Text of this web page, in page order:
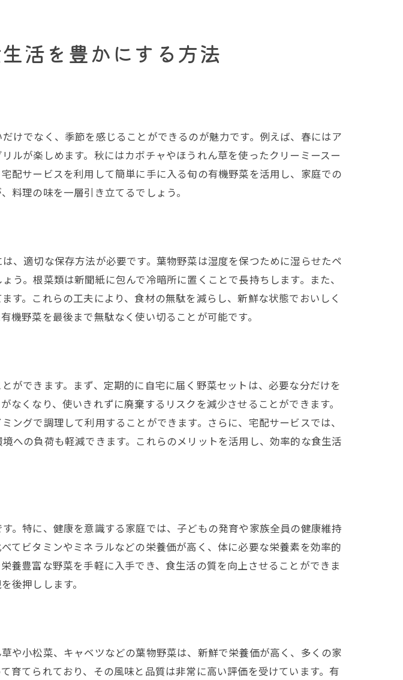
する健康的な食生活の秘訣
法
善
活を豊かにする方法
けでなく、季節を感じることができるのが魅力です。例えば、春にはア
ルが楽しめます。秋にはカボチャやほうれん草を使ったクリーミースー
配サービスを利用して簡単に手に入る旬の有機野菜を活用し、家庭での
料理の味を一層引き立てるでしょう。
、適切な保存方法が必要です。葉物野菜は湿度を保つために湿らせたペ
。根菜類は新聞紙に包んで冷暗所に置くことで長持ちします。また、
。これらの工夫により、食材の無駄を減らし、新鮮な状態でおいしく
野菜を最後まで無駄なく使い切ることが可能です。
ができます。まず、定期的に自宅に届く野菜セットは、必要な分だけを
くなり、使いきれずに廃棄するリスクを減少させることができます。
グで調理して利用することができます。さらに、宅配サービスでは、
への負荷も軽減できます。これらのメリットを活用し、効率的な食生活
。特に、健康を意識する家庭では、子どもの発育や家族全員の健康維持
てビタミンやミネラルなどの栄養価が高く、体に必要な栄養素を効率的
養豊富な野菜を手軽に入手でき、食生活の質を向上させることができま
後押しします。
や小松菜、キャベツなどの葉物野菜は、新鮮で栄養価が高く、多くの家
育てられており、その風味と品質は非常に高い評価を受けています。有